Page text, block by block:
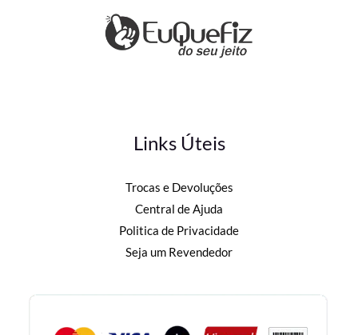
Links Úteis
Trocas e Devoluções
Central de Ajuda
Politica de Privacidade
Seja um Revendedor